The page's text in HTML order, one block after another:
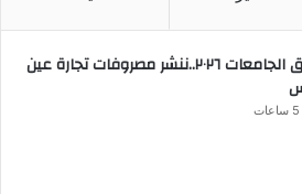
تنسيق الجامعات ٢٠٢٦..ننشر مصروفات تجارة عين